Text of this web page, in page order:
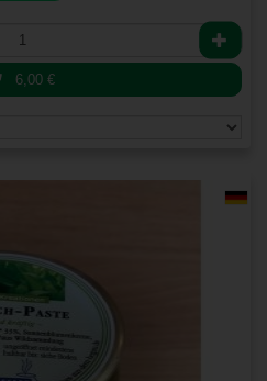
6,00 €